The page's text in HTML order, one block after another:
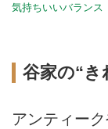
気持ちいいバランス
谷家の“き
アンティー